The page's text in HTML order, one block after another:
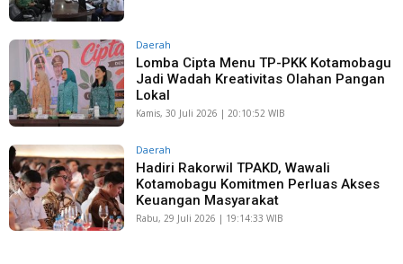
Daerah
Lomba Cipta Menu TP-PKK Kotamobagu
Jadi Wadah Kreativitas Olahan Pangan
Lokal
Kamis, 30 Juli 2026 | 20:10:52 WIB
Daerah
Hadiri Rakorwil TPAKD, Wawali
Kotamobagu Komitmen Perluas Akses
Keuangan Masyarakat
Rabu, 29 Juli 2026 | 19:14:33 WIB